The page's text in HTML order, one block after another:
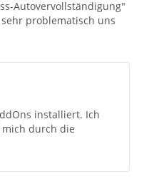
Autovervollständigung"
problematisch uns
installiert. Ich
durch die